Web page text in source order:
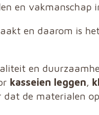
en vakmanschap
en daarom is
en
kasseien leggen,
de materialen